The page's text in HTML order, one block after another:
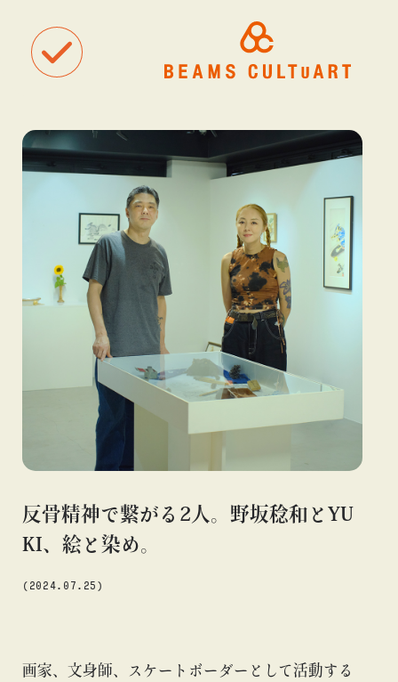
聴
着
タグ一覧
#ART #BEAMS CULTUART #BEAMS MANGART
#BEAMS
#BEAMS T
#bPrビームス
#Bギャラリー
#TOKYO CULTUART by BEAMS
#Tシャツ
#アートが生まれるところ
#アートフェア #アイドル
#エンタメ
#デザイン
#ビームス カルチャー ト 高輪
#ファッション
#フェニカ #マンガ
#モノ・カルチャ
#ライブ
#レコード #写真 #抽選販売 #漫画
#絵画
#美術館
反骨精神で繋がる2人。野坂稔和とYU
KI、絵と染め。
(2024.07.25)
画家、文身師、スケートボーダーとして活動する